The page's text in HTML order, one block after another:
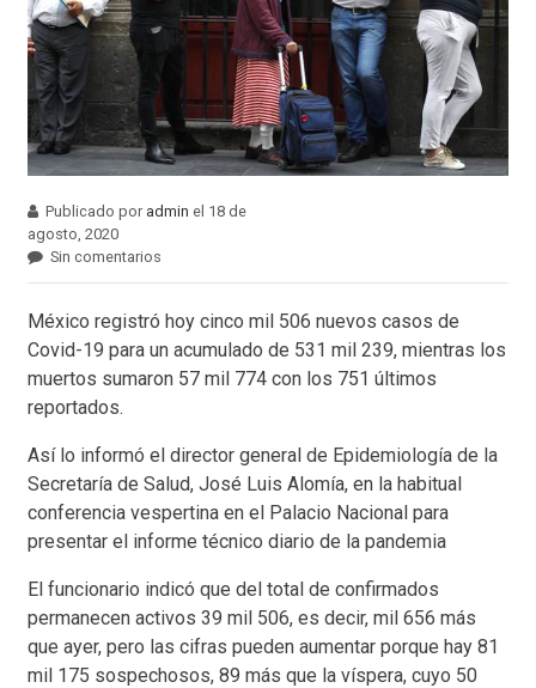
Publicado por admin el 18 de
agosto, 2020
Sin comentarios
México registró hoy cinco mil 506 nuevos casos de
Covid-19 para un acumulado de 531 mil 239, mientras los
muertos sumaron 57 mil 774 con los 751 últimos
reportados.
Así lo informó el director general de Epidemiología de la
Secretaría de Salud, José Luis Alomía, en la habitual
conferencia vespertina en el Palacio Nacional para
presentar el informe técnico diario de la pandemia
El funcionario indicó que del total de confirmados
permanecen activos 39 mil 506, es decir, mil 656 más
que ayer, pero las cifras pueden aumentar porque hay 81
mil 175 sospechosos, 89 más que la víspera, cuyo 50